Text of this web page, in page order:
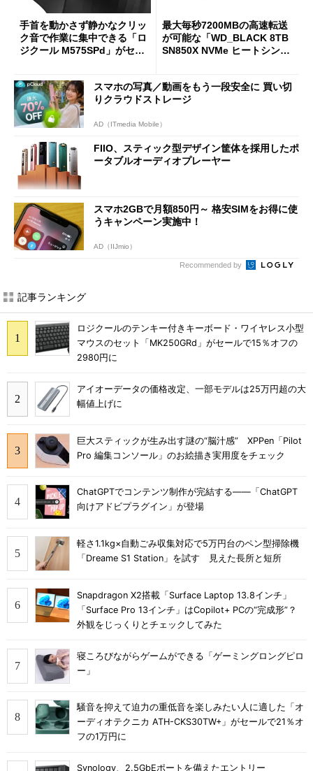
手首を動かさず静かなクリッ
ク音で作業に集中できる「ロ
ジクール M575SPd」がセー
最大毎秒7200MBの高速転送
が可能な「WD_BLACK 8TB
SN850X NVMe ヒートシンク
スマホの写真／動画をもう一段安全に 買い切
りクラウドストレージ
AD（ITmedia Mobile）
FIIO、スティック型デザイン筐体を採用したポ
ータブルオーディオプレーヤー
スマホ2GBで月額850円～ 格安SIMをお得に使
うキャンペーン実施中！
AD（IIJmio）
Recommended by
記事ランキング
ロジクールのテンキー付きキーボード・ワイヤレス小型
マウスのセット「MK250GRd」がセールで15％オフの
2980円に
アイオーデータの価格改定、一部モデルは25万円超の大
幅値上げに
巨大スティックが生み出す謎の“脳汁感” XPPen「Pilot
Pro 編集コンソール」のお絵描き実用度をチェック
ChatGPTでコンテンツ制作が完結する――「ChatGPT
向けアドビプラグイン」が登場
軽さ1.1kg×自動ごみ収集対応で5万円台のペン型掃除機
「Dreame S1 Station」を試す 見えた長所と短所
Snapdragon X2搭載「Surface Laptop 13.8インチ」
「Surface Pro 13インチ」はCopilot+ PCの“完成形”？
外観をじっくりとチェックしてみた
寝ころびながらゲームができる「ゲーミングロングピロ
ー」
騒音を抑えて迫力の重低音を楽しみたい人に適した「オ
ーディオテクニカ ATH-CKS30TW+」がセールで21％オ
フの1万円に
Synology、2.5GbEポートを備えたエントリー